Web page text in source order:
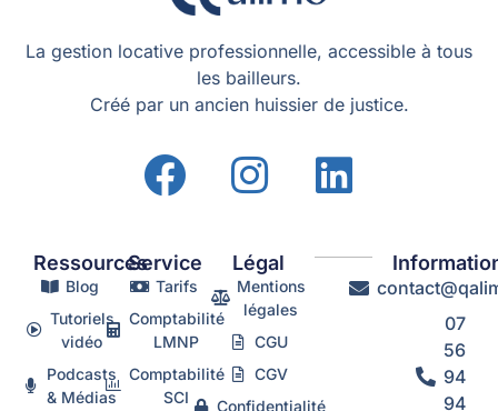
La gestion locative professionnelle, accessible à tous
les bailleurs.
Créé par un ancien huissier de justice.
Ressources
Blog
Tutoriels
vidéo
Podcasts
& Médias
Service
Tarifs
Comptabilité
LMNP
Comptabilité
SCI
Légal
Mentions
légales
CGU
CGV
Confidentialité
07
56
94
94